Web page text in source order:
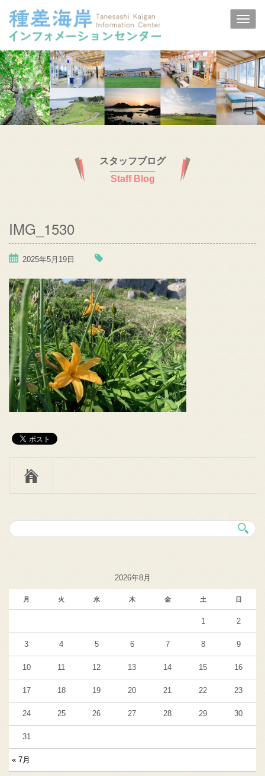
スタッフブログ
Staff Blog
IMG_1530
2025年5月19日
2026年8月
月 火 水 木 金 土 日
« 7月
1 2
3 4 5 6 7 8 9
10 11 12 13 14 15 16
17 18 19 20 21 22 23
24 25 26 27 28 29 30
31